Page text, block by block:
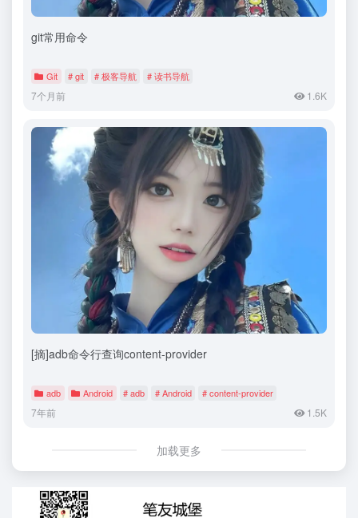
git常用命令
Git # git # 极客导航 # 读书导航
7个月前 1.6K
[摘]adb命令行查询content-provider
adb Android # adb # Android # content-provider
7年前 1.5K
加载更多